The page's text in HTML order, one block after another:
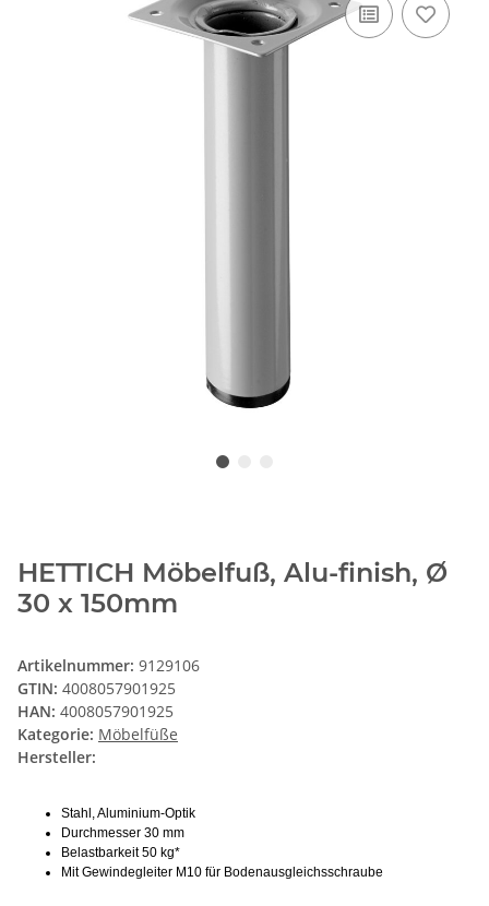
HETTICH Möbelfuß, Alu-finish, Ø
30 x 150mm
Artikelnummer: 9129106
GTIN: 4008057901925
HAN: 4008057901925
Kategorie: Möbelfüße
Hersteller:
Stahl, Aluminium-Optik
Durchmesser 30 mm
Belastbarkeit 50 kg*
Mit Gewindegleiter M10 für Bodenausgleichsschraube